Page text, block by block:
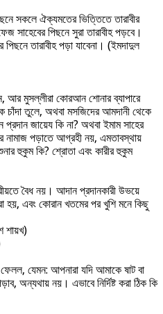
সকলে ঐক্যমতের ভিত্তিতে তারাবীর
সাহেবের পিছনে সুরা তারাবীহ পড়বে।
তারাবীহ পড়া যাবেনা। (ইমদাদুল
আর মুসল্লীরা কোরআন শোনার ব্যাপারে
তুলে, অথবা মসজিদের আমদানী থেকে
জায়েয কি না? অথবা ইমাম সাহের
নামাজ পড়াতে আগ্রহী নয়, এমতাবস্থায়
হুকুম কি? শ্রোতা এবং কারীর হুকুম
বৈধ নয়। আদান প্রদানকারী উভয়ে
হয়, এবং কোরান খতমের পর খুশি মনে কিছু
শায়খ)
ফেলল, যেমন: আপনারা যদি আমাকে ষাট বা
অন্যথায় নয়। এভাবে নির্দিষ্ট করা ঠিক কি